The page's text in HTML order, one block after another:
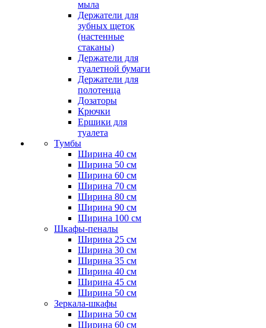
мыла
Держатели для
зубных щеток
(настенные
стаканы)
Держатели для
туалетной бумаги
Держатели для
полотенца
Дозаторы
Крючки
Ершики для
туалета
Тумбы
Ширина 40 см
Ширина 50 см
Ширина 60 см
Ширина 70 см
Ширина 80 см
Ширина 90 см
Ширина 100 см
Шкафы-пеналы
Ширина 25 см
Ширина 30 см
Ширина 35 см
Ширина 40 см
Ширина 45 см
Ширина 50 см
Зеркала-шкафы
Ширина 50 см
Ширина 60 см